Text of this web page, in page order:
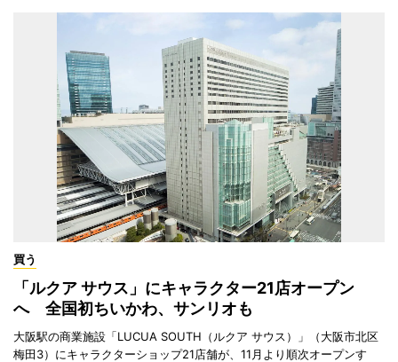
買う
「ルクア サウス」にキャラクター21店オープン
へ 全国初ちいかわ、サンリオも
大阪駅の商業施設「LUCUA SOUTH（ルクア サウス）」（大阪市北区
梅田3）にキャラクターショップ21店舗が、11月より順次オープンす